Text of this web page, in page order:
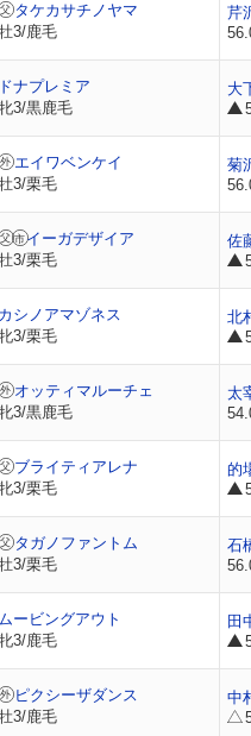
タケカサチノヤマ
3/鹿毛
芹
ドナプレミア
3/黒鹿毛
大
エイワベンケイ
3/栗毛
菊
イーガデザイア
3/栗毛
佐
カシノアマゾネス
3/栗毛
北
オッティマルーチェ
3/黒鹿毛
太
ブライティアレナ
3/栗毛
的
タガノファントム
3/栗毛
石
ービングアウト
3/鹿毛
田
ピクシーザダンス
3/鹿毛
中